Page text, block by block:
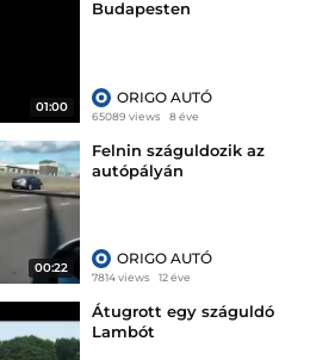
01:00
Budapesten
ORIGO AUTÓ
65089 views 8 éve
00:22
Felnin száguldozik az
autópályán
ORIGO AUTÓ
7814 views 12 éve
Átugrott egy száguldó
Lambót